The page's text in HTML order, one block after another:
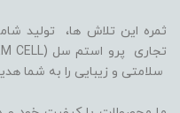
ثمره این تلاش ها، تولید
تجاری پرو استم سل (PRO STEM CELL) و
سلامتی و زیبایی را به شما